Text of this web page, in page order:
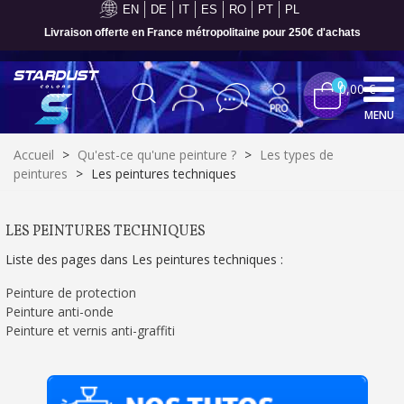
EN DE IT ES RO PT PL
Livraison offerte en France métropolitaine pour 250€ d'achats
00,00 €
MENU
Accueil > Qu'est-ce qu'une peinture ? > Les types de
peintures > Les peintures techniques
LES PEINTURES TECHNIQUES
Liste des pages dans Les peintures techniques :
Peinture de protection
Peinture anti-onde
Peinture et vernis anti-graffiti